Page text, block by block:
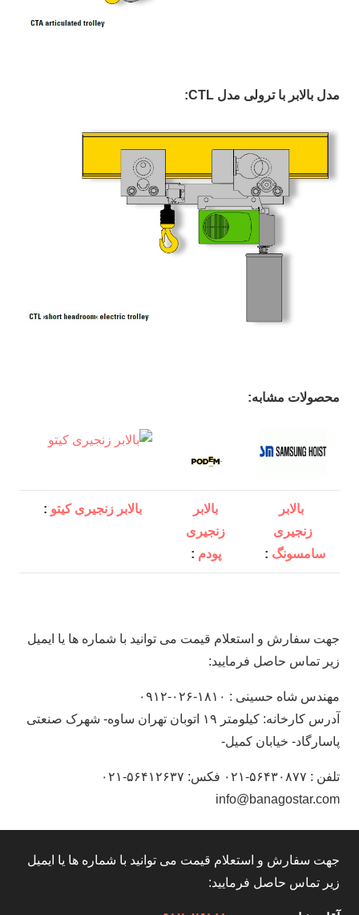
مدل بالابر با ترولی مدل CTL:
محصولات مشابه:
بالابر
زنجیری
سامسونگ :
بالابر
زنجیری
پودم :
بالابر زنجیری کیتو :
جهت سفارش و استعلام قیمت می توانید با شماره ها یا ایمیل
زیر تماس حاصل فرمایید:
مهندس شاه حسینی : ۱۸۱۰-۰۲۶-۰۹۱۲
آدرس کارخانه: کیلومتر ۱۹ اتوبان تهران ساوه- شهرک صنعتی
پاسارگاد- خیابان کمیل-
تلفن : ۵۶۴۳۰۸۷۷-۰۲۱ فکس: ۵۶۴۱۲۶۳۷-۰۲۱
info@banagostar.com
جهت سفارش و استعلام قیمت می توانید با شماره ها یا ایمیل
زیر تماس حاصل فرمایید: